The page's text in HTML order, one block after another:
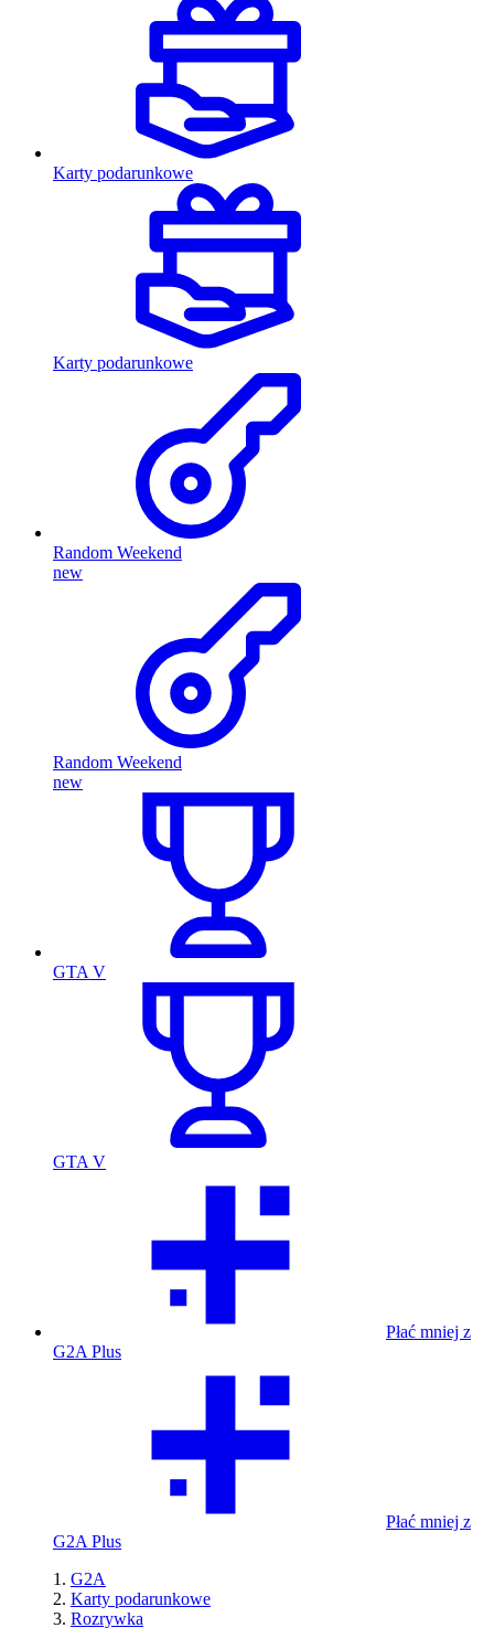
Karty podarunkowe
Karty podarunkowe
Random Weekend
new
Random Weekend
new
GTA V
GTA V
Płać mniej z
G2A Plus
Płać mniej z
G2A Plus
G2A
Karty podarunkowe
Rozrywka